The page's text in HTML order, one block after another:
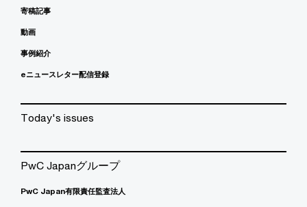
寄稿記事
動画
事例紹介
eニュースレター配信登録
Today's issues
PwC Japanグループ
PwC Japan有限責任監査法人